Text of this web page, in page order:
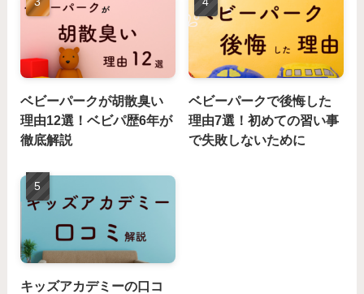
ベビーパークが胡散臭い
理由12選！ベビパ歴6年が
徹底解説
ベビーパークで後悔した
理由7選！初めての習い事
で失敗しないために
キッズアカデミーの口コ